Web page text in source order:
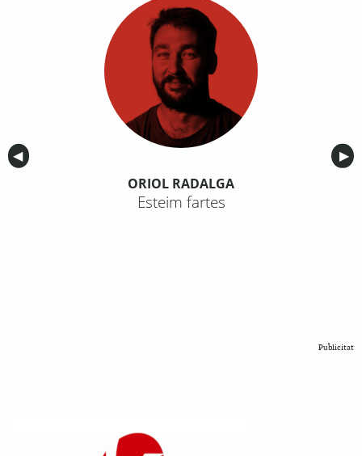
Anterior
◀︎ ▶︎
ORIOL RADALGA
Esteim fartes
Publicitat